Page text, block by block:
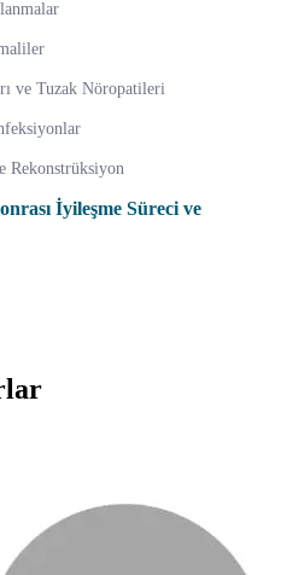
ve Tuzak Nöropatileri
Rekonstrüksiyon
İyileşme Süreci ve